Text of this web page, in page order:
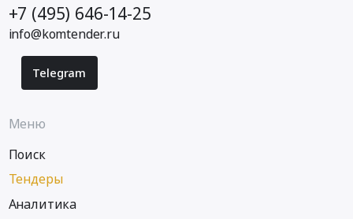
+7 (495) 646-14-25
info@komtender.ru
Telegram
Меню
Поиск
Тендеры
Аналитика